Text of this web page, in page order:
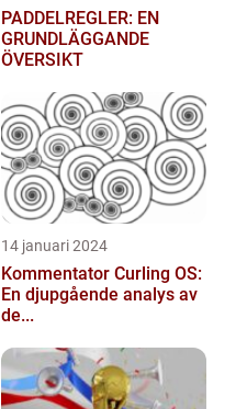
PADDELREGLER: EN
GRUNDLÄGGANDE
ÖVERSIKT
14 januari 2024
Kommentator Curling OS:
En djupgående analys av
de...